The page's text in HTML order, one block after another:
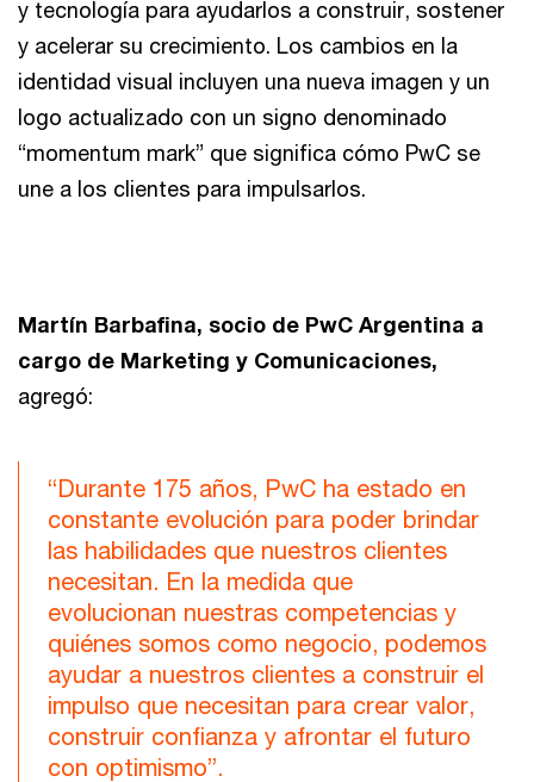
y tecnología para ayudarlos a construir, sostener
y acelerar su crecimiento. Los cambios en la
identidad visual incluyen una nueva imagen y un
logo actualizado con un signo denominado
“momentum mark” que significa cómo PwC se
une a los clientes para impulsarlos.
Martín Barbafina, socio de PwC Argentina a
cargo de Marketing y Comunicaciones,
agregó:
“Durante 175 años, PwC ha estado en
constante evolución para poder brindar
las habilidades que nuestros clientes
necesitan. En la medida que
evolucionan nuestras competencias y
quiénes somos como negocio, podemos
ayudar a nuestros clientes a construir el
impulso que necesitan para crear valor,
construir confianza y afrontar el futuro
con optimismo”.